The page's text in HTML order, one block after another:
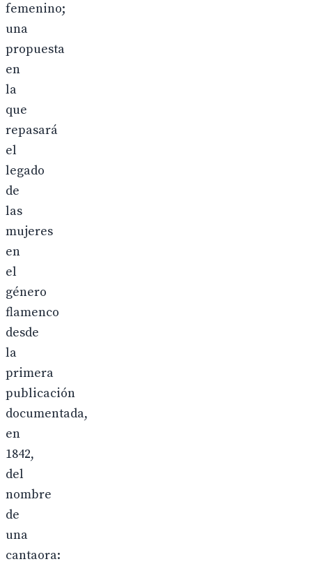
femenino;
una
propuesta
en
la
que
repasará
el
legado
de
las
mujeres
en
el
género
flamenco
desde
la
primera
publicación
documentada,
en
1842,
del
nombre
de
una
cantaora: